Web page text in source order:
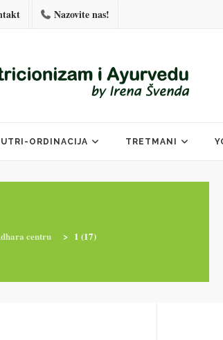
Nazovite nas!
ORDINACIJA TRETMANI
centru > 1 (17)